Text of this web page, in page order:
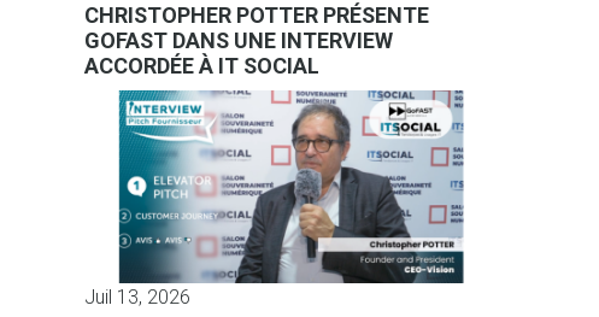
CHRISTOPHER POTTER PRÉSENTE
GOFAST DANS UNE INTERVIEW
ACCORDÉE À IT SOCIAL
Juil 13, 2026